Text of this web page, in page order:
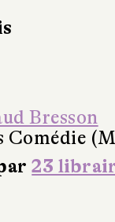
Bresson
Comédie
23